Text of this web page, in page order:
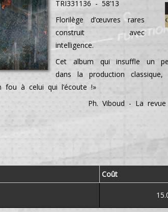
TRI331136 - 58’13
Florilège d’œuvres rares
construit avec
intelligence.
Cet album qui insuffle un
dans la production
fou à celui qui l’écoute !»
Ph. Viboud - La
Coût